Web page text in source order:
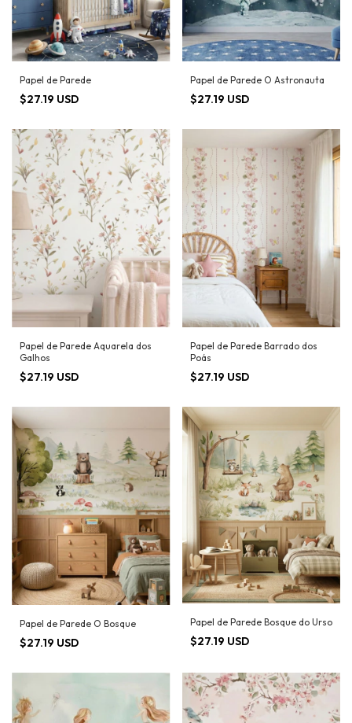
Papel de Parede
$27.19 USD
Papel de Parede O Astronauta
$27.19 USD
Papel de Parede Aquarela dos
Galhos
$27.19 USD
Papel de Parede Barrado dos
Poás
$27.19 USD
Papel de Parede O Bosque
$27.19 USD
Papel de Parede Bosque do Urso
$27.19 USD